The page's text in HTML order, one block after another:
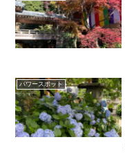
パワースポット